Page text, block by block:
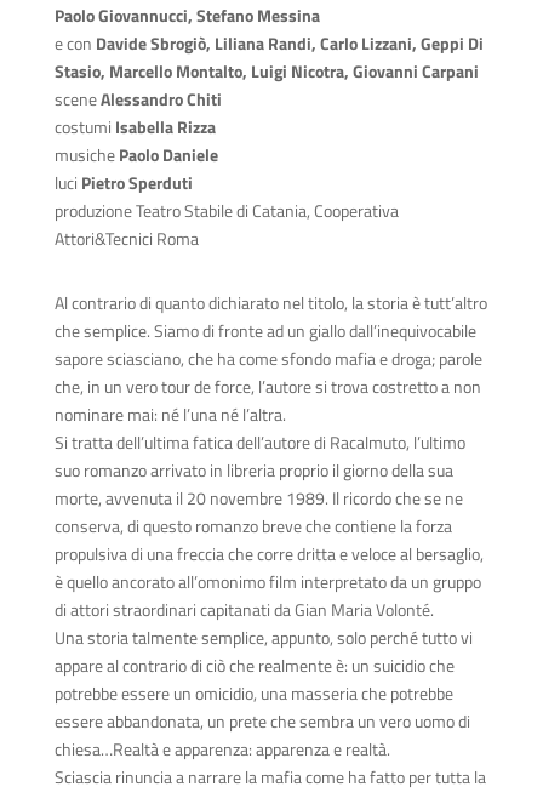
Paolo Giovannucci, Stefano Messina
e con Davide Sbrogiò, Liliana Randi, Carlo Lizzani, Geppi Di
Stasio, Marcello Montalto, Luigi Nicotra, Giovanni Carpani
sceneAlessandro Chiti
costumi Isabella Rizza
musichePaolo Daniele
luci Pietro Sperduti
produzione Teatro Stabile di Catania, Cooperativa
Attori&Tecnici Roma
Al contrario di quanto dichiarato nel titolo, la storia è tutt’altro
che semplice. Siamo di fronte ad un giallo dall’inequivocabile
sapore sciasciano, che ha come sfondo mafia e droga; parole
che, in un vero tour de force, l’autore si trova costretto a non
nominare mai: né l’una né l’altra.
Si tratta dell’ultima fatica dell’autore di Racalmuto, l’ultimo
suo romanzo arrivato in libreria proprio il giorno della sua
morte, avvenuta il 20 novembre 1989. Il ricordo che se ne
conserva, di questo romanzo breve che contiene la forza
propulsiva di una freccia che corre dritta e veloce al bersaglio,
è quello ancorato all’omonimo film interpretato da un gruppo
di attori straordinari capitanati da Gian Maria Volonté.
Una storia talmente semplice, appunto, solo perché tutto vi
appare al contrario di ciò che realmente è: un suicidio che
potrebbe essere un omicidio, una masseria che potrebbe
essere abbandonata, un prete che sembra un vero uomo di
chiesa…Realtà e apparenza: apparenza e realtà.
Sciascia rinuncia a narrare la mafia come ha fatto per tutta la